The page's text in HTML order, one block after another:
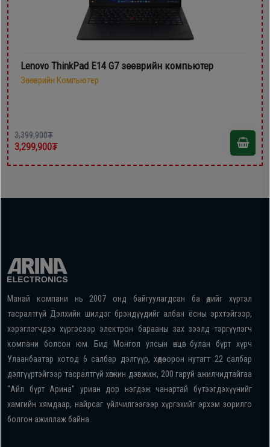
Lenovo ThinkPad E14 G7 зөөврийн компьютер
Зөөврийн Компьютер
3,399,900₮
3,299,900₮
Манай компани нь 2007 онд байгуулагдсан ба өдийг хүртэл
тасралтгүй Дэлхийн шилдэг брэндүүдийг албан ёсны эрхтэйгээр,
хэрэглэгчдээ хүргэсээр электрон барааны зах зээлд тэргүүлэгч
компани болсон юм. Бид Монгол улсын өнцөг булан бүрт хүрч
Улаанбаатар хотод 6 салбар дэлгүүр, хөдөө орон нутагт 22 салбар
дэлгүүртэйгээр тасралтгүй хөгжин дэвжиж, 200 гаруй ажилчидтайгаа
"Айл бүрт Арина" уриан дор нэгдэж чанартай бүтээгдэхүүнийг
хамгийн хямдаар, найрсаг үйлчилгээгээр хүргэхийг эрхэм зорилго
болгон ажиллаж байна.